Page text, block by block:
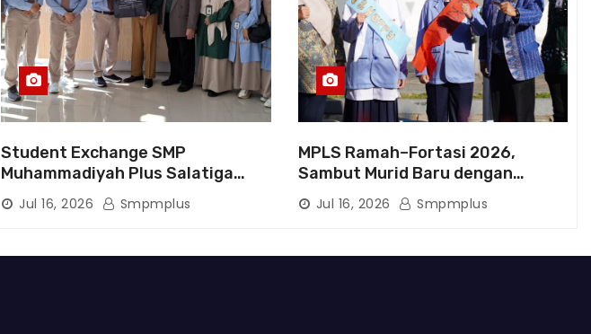
Student Exchange SMP
Muhammadiyah Plus Salatiga
Tanamkan Karakter, Perluas
Wawasan, dan Tumbuhkan
Jul 16, 2026 Smpmplus
MPLS Ramah–Fortasi 2026,
Sambut Murid Baru dengan
Semangat Berkarakter
Jul 16, 2026 Smpmplus